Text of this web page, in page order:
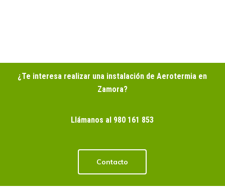
¿Te interesa realizar una instalación de Aerotermia en
Zamora?
Llámanos al 980 161 853
Contacto